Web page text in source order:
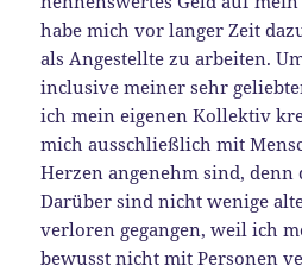
habe mich vor langer Zeit
als Angestellte zu arbeiten.
inclusive meiner sehr
ich mein eigenen Kollektiv
mich ausschließlich mit
Herzen angenehm sind, denn
Darüber sind nicht wenige
verloren gegangen, weil ich
bewusst nicht mit Personen